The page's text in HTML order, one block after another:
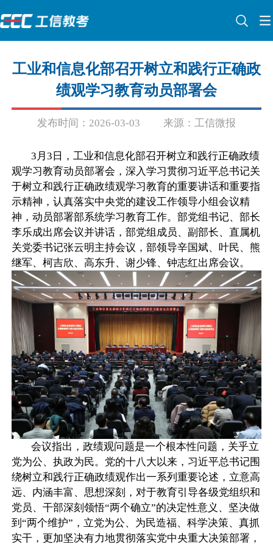
工业和信息化部召开树立和践行正确政
绩观学习教育动员部署会
发布时间：2026-03-03 来源：工信微报
3月3日，工业和信息化部召开树立和践行正确政绩
观学习教育动员部署会，深入学习贯彻习近平总书记关
于树立和践行正确政绩观学习教育的重要讲话和重要指
示精神，认真落实中央党的建设工作领导小组会议精
神，动员部署部系统学习教育工作。部党组书记、部长
李乐成出席会议并讲话，部党组成员、副部长、直属机
关党委书记张云明主持会议，部领导辛国斌、叶民、熊
继军、柯吉欣、高东升、谢少锋、钟志红出席会议。
会议指出，政绩观问题是一个根本性问题，关乎立
党为公、执政为民。党的十八大以来，习近平总书记围
绕树立和践行正确政绩观作出一系列重要论述，立意高
远、内涵丰富、思想深刻，对于教育引导各级党组织和
党员、干部深刻领悟“两个确立”的决定性意义、坚决做
到“两个维护”，立党为公、为民造福、科学决策、真抓
实干，更加坚决有力地贯彻落实党中央重大决策部署，